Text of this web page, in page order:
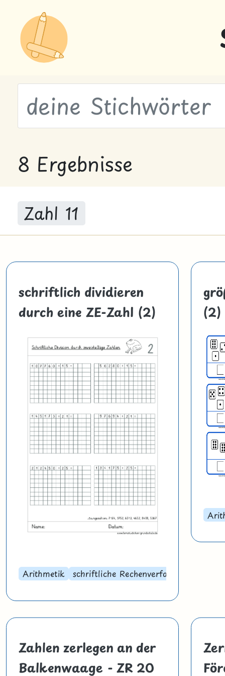
8 Ergebnisse
Zahl 11
schriftlich dividieren
durch eine ZE-Zahl (2)
Arithmetik schriftliche Rechenverfahren
(2)
Zahlen zerlegen an der
Balkenwaage - ZR 20
wähle Labels